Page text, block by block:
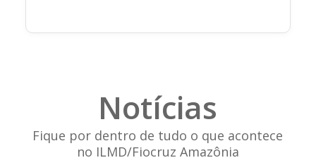
Notícias
Fique por dentro de tudo o que acontece
no ILMD/Fiocruz Amazônia